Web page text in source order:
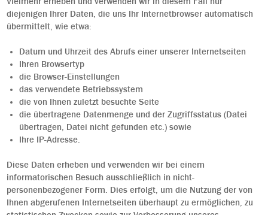
diejenigen Ihrer Daten, die uns Ihr Internetbrowser automatisch
übermittelt, wie etwa:
Datum und Uhrzeit des Abrufs einer unserer Internetseiten
Ihren Browsertyp
die Browser-Einstellungen
das verwendete Betriebssystem
die von Ihnen zuletzt besuchte Seite
die übertragene Datenmenge und der Zugriffsstatus (Datei
übertragen, Datei nicht gefunden etc.) sowie
Ihre IP-Adresse.
Diese Daten erheben und verwenden wir bei einem
informatorischen Besuch ausschließlich in nicht-
personenbezogener Form. Dies erfolgt, um die Nutzung der von
Ihnen abgerufenen Internetseiten überhaupt zu ermöglichen, zu